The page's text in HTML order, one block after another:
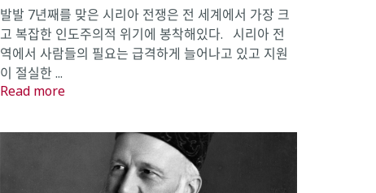
발발 7년째를 맞은 시리아 전쟁은 전 세계에서 가장 크
고 복잡한 인도주의적 위기에 봉착해있다. 시리아 전
역에서 사람들의 필요는 급격하게 늘어나고 있고 지원
이 절실한 ...
Read more